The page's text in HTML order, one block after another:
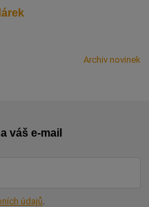
Archiv novinek
váš e-mail
údajů